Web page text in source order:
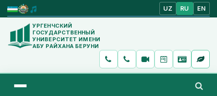
UZ RU EN
УРГЕНЧСКИЙ
ГОСУДАРСТВЕННЫЙ
УНИВЕРСИТЕТ ИМЕНИ
АБУ РАЙХАНА БЕРУНИ